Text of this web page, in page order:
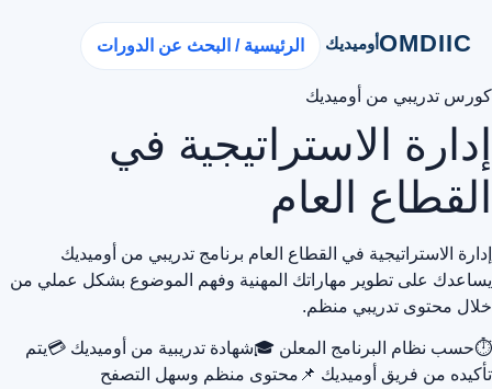
OMDIICأوميديك الرئيسية / البحث عن الدورات
كورس تدريبي من أوميديك
إدارة الاستراتيجية في
القطاع العام
إدارة الاستراتيجية في القطاع العام برنامج تدريبي من أوميديك
يساعدك على تطوير مهاراتك المهنية وفهم الموضوع بشكل عملي من
خلال محتوى تدريبي منظم.
⏱حسب نظام البرنامج المعلن 🎓شهادة تدريبية من أوميديك 💳يتم
تأكيده من فريق أوميديك 📌 محتوى منظم وسهل التصفح